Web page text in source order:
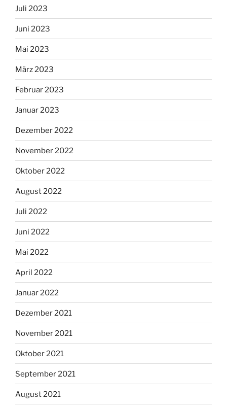
Juli 2023
Juni 2023
Mai 2023
März 2023
Februar 2023
Januar 2023
Dezember 2022
November 2022
Oktober 2022
August 2022
Juli 2022
Juni 2022
Mai 2022
April 2022
Januar 2022
Dezember 2021
November 2021
Oktober 2021
September 2021
August 2021